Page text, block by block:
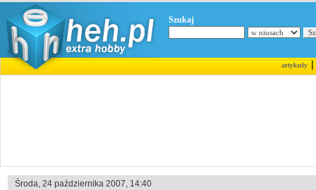
Szukaj
artykuły|
Środa, 24 października 2007, 14:40